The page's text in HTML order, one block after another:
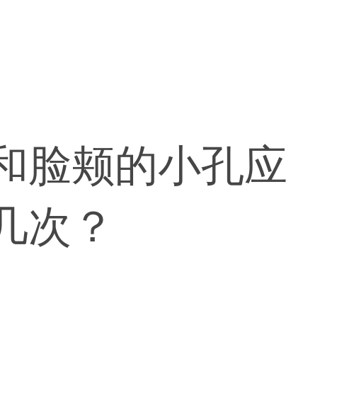
脸颊的小孔应
次？